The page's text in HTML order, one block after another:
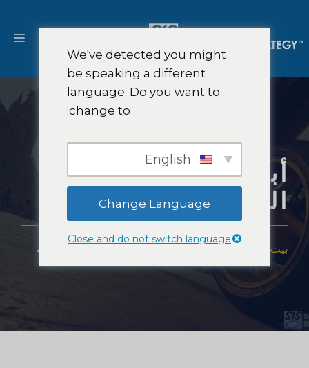
المحتوى
أبحاث سوق الدراجات
النارية
بيت الصناعات أبحاث سوق الدراجات النارية
We've detected you might
be speaking a different
language. Do you want to
change to:
Change Language
Close and do not switch language